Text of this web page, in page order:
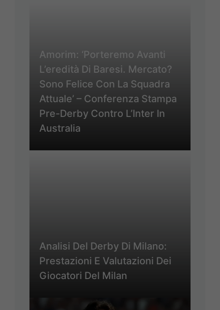
Amorim: ‘Porteremo Avanti
L’eredità Di Baresi. Mercato?
Sono Felice Con La Squadra
Attuale’ – Conferenza Stampa
Pre-Derby Contro L’Inter In
Australia
Analisi Del Derby Di Milano:
Prestazioni E Valutazioni Dei
Giocatori Del Milan